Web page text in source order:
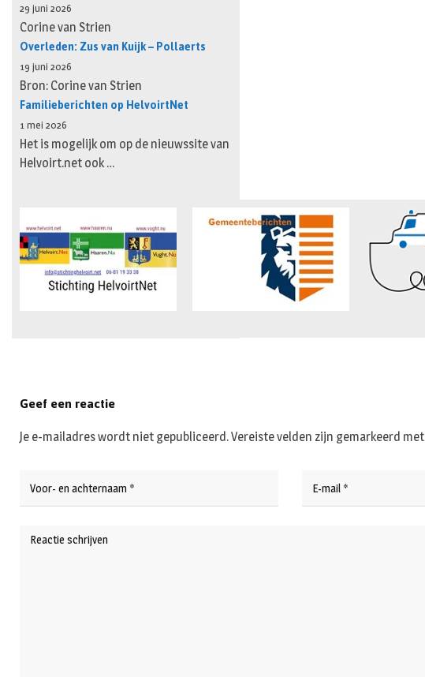
29 juni 2026
Corine van Strien
Overleden: Zus van Kuijk – Pollaerts
19 juni 2026
Bron: Corine van Strien
Familieberichten op HelvoirtNet
1 mei 2026
Het is mogelijk om op de nieuwssite van
Helvoirt.net ook …
Geef een reactie
Je e-mailadres wordt niet gepubliceerd.Vereiste velden zijn gemarkeerd met